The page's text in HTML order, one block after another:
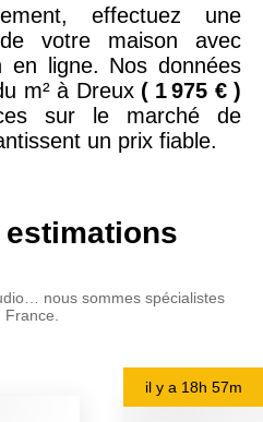
effectuez une
votre maison avec
en ligne. Nos données
m² à Dreux ( 1 975 € )
sur le marché de
un prix fiable.
nous sommes spécialistes
il y a 18h 57m